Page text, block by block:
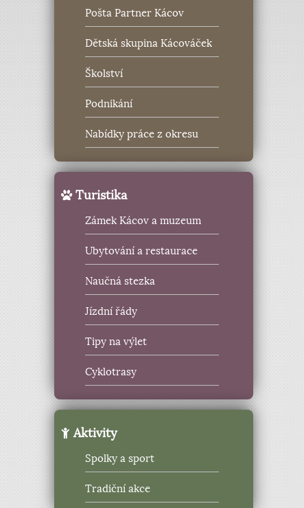
Pošta Partner Kácov
Dětská skupina Kácováček
Školství
Podnikání
Nabídky práce z okresu
Turistika
Zámek Kácov a muzeum
Ubytování a restaurace
Naučná stezka
Jízdní řády
Tipy na výlet
Cyklotrasy
Aktivity
Spolky a sport
Tradiční akce